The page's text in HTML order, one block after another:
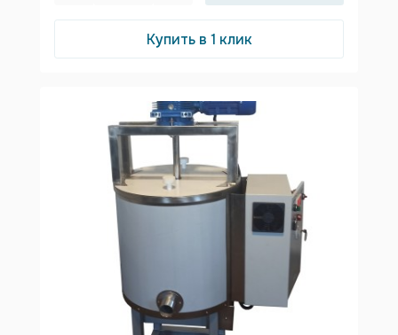
Купить в 1 клик